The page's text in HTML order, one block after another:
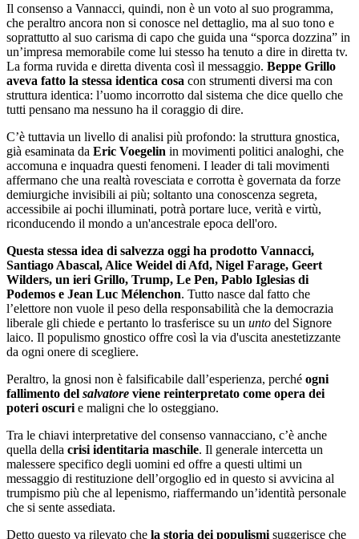
Il consenso a Vannacci, quindi, non è un voto al suo programma,
che peraltro ancora non si conosce nel dettaglio, ma al suo tono e
soprattutto al suo carisma di capo che guida una “sporca dozzina” in
un’impresa memorabile come lui stesso ha tenuto a dire in diretta tv.
La forma ruvida e diretta diventa così il messaggio. Beppe Grillo
aveva fatto la stessa identica cosa con strumenti diversi ma con
struttura identica: l’uomo incorrotto dal sistema che dice quello che
tutti pensano ma nessuno ha il coraggio di dire.
C’è tuttavia un livello di analisi più profondo: la struttura gnostica,
già esaminata da Eric Voegelin in movimenti politici analoghi, che
accomuna e inquadra questi fenomeni. I leader di tali movimenti
affermano che una realtà rovesciata e corrotta è governata da forze
demiurgiche invisibili ai più; soltanto una conoscenza segreta,
accessibile ai pochi illuminati, potrà portare luce, verità e virtù,
riconducendo il mondo a un'ancestrale epoca dell'oro.
Questa stessa idea di salvezza oggi ha prodotto Vannacci,
Santiago Abascal, Alice Weidel di Afd, Nigel Farage, Geert
Wilders, un ieri Grillo, Trump, Le Pen, Pablo Iglesias di
Podemos e Jean Luc Mélenchon. Tutto nasce dal fatto che
l’elettore non vuole il peso della responsabilità che la democrazia
liberale gli chiede e pertanto lo trasferisce su un unto del Signore
laico. Il populismo gnostico offre così la via d'uscita anestetizzante
da ogni onere di scegliere.
Peraltro, la gnosi non è falsificabile dall’esperienza, perché ogni
fallimento del salvatore viene reinterpretato come opera dei
poteri oscuri e maligni che lo osteggiano.
Tra le chiavi interpretative del consenso vannacciano, c’è anche
quella della crisi identitaria maschile. Il generale intercetta un
malessere specifico degli uomini ed offre a questi ultimi un
messaggio di restituzione dell’orgoglio ed in questo si avvicina al
trumpismo più che al lepenismo, riaffermando un’identità personale
che si sente assediata.
Detto questo va rilevato che la storia dei populismi suggerisce che